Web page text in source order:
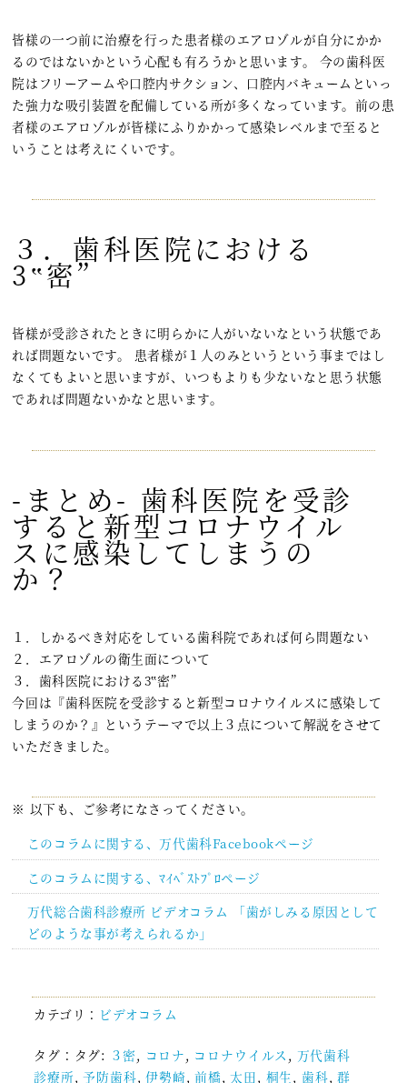
皆様の一つ前に治療を行った患者様のエアロゾルが自分にかか
るのではないかという心配も有ろうかと思います。 今の歯科医
院はフリーアームや口腔内サクション、口腔内バキュームといっ
た強力な吸引装置を配備している所が多くなっています。前の患
者様のエアロゾルが皆様にふりかかって感染レベルまで至ると
いうことは考えにくいです。
３．歯科医院における
3‟密”
皆様が受診されたときに明らかに人がいないなという状態であ
れば問題ないです。 患者様が１人のみというという事まではし
なくてもよいと思いますが、いつもよりも少ないなと思う状態
であれば問題ないかなと思います。
-まとめ- 歯科医院を受診
すると新型コロナウイル
スに感染してしまうの
か？
１．しかるべき対応をしている歯科院であれば何ら問題ない
２．エアロゾルの衛生面について
３．歯科医院における3‟密”
今回は『歯科医院を受診すると新型コロナウイルスに感染して
しまうのか？』というテーマで以上３点について解説をさせて
いただきました。
※ 以下も、ご参考になさってください。
このコラムに関する、万代歯科Facebookページ
このコラムに関する、ﾏｲﾍﾞｽﾄﾌﾟﾛページ
万代総合歯科診療所 ビデオコラム 「歯がしみる原因として
どのような事が考えられるか」
カテゴリ： ビデオコラム
タグ：タグ: ３密, コロナ, コロナウイルス , 万代歯科
診療所,予防歯科,伊勢崎,前橋,太田, 桐生, 歯科, 群